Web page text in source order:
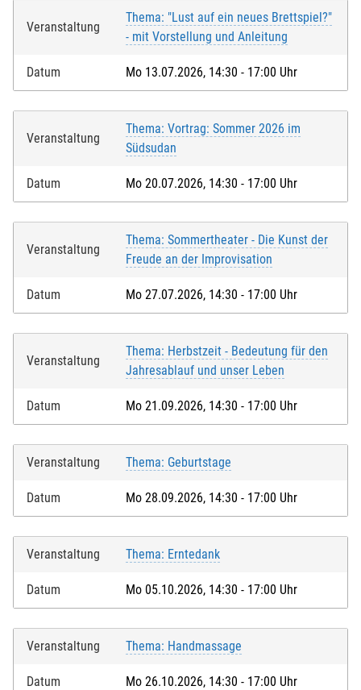
Veranstaltung
Thema: "Lust auf ein neues Brettspiel?"
- mit Vorstellung und Anleitung
Datum Mo 13.07.2026, 14:30 - 17:00 Uhr
Veranstaltung
Thema: Vortrag: Sommer 2026 im
Südsudan
Datum Mo 20.07.2026, 14:30 - 17:00 Uhr
Veranstaltung
Thema: Sommertheater - Die Kunst der
Freude an der Improvisation
Datum Mo 27.07.2026, 14:30 - 17:00 Uhr
Veranstaltung
Thema: Herbstzeit - Bedeutung für den
Jahresablauf und unser Leben
Datum Mo 21.09.2026, 14:30 - 17:00 Uhr
Veranstaltung Thema: Geburtstage
Datum Mo 28.09.2026, 14:30 - 17:00 Uhr
Veranstaltung Thema: Erntedank
Datum Mo 05.10.2026, 14:30 - 17:00 Uhr
Veranstaltung Thema: Handmassage
Datum Mo 26.10.2026, 14:30 - 17:00 Uhr